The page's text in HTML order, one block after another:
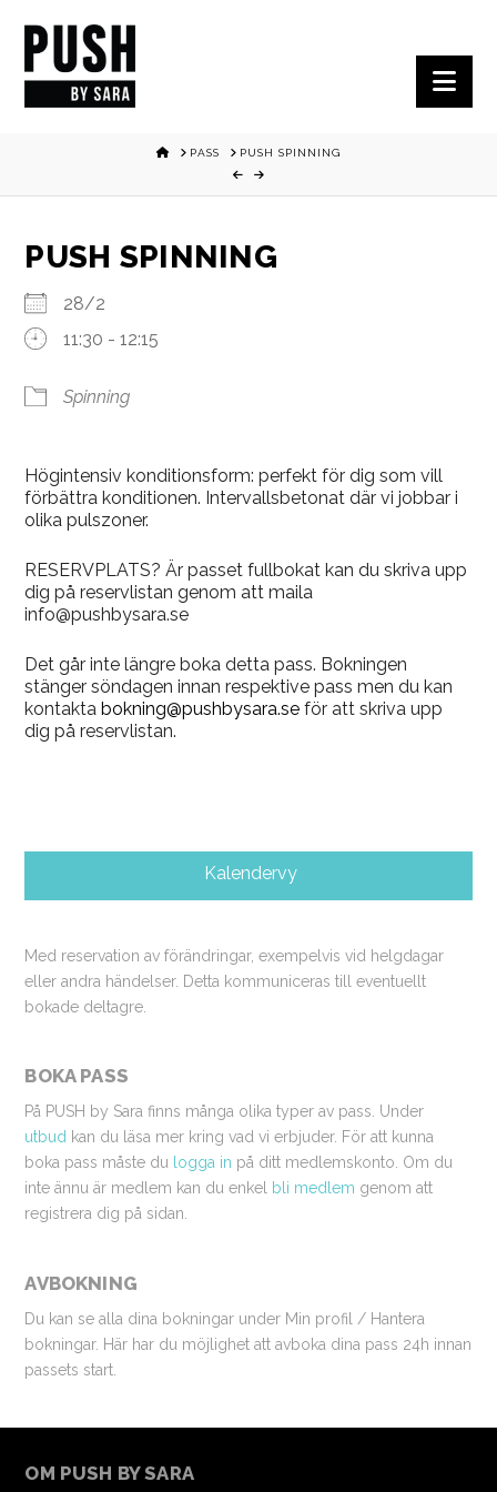
HOMEPASS PUSH SPINNING
PUSH SPINNING
28/2
11:30 - 12:15
Spinning
Högintensiv konditionsform: perfekt för dig som vill
förbättra konditionen. Intervallsbetonat där vi jobbar i
olika pulszoner.
RESERVPLATS? Är passet fullbokat kan du skriva upp
dig på reservlistan genom att maila
info@pushbysara.se
Det går inte längre boka detta pass. Bokningen
stänger söndagen innan respektive pass men du kan
kontaktabokning@pushbysara.se för att skriva upp
dig på reservlistan.
Kalendervy
Med reservation av förändringar, exempelvis vid helgdagar
eller andra händelser. Detta kommuniceras till eventuellt
bokade deltagre.
BOKA PASS
På PUSH by Sara finns många olika typer av pass. Under
utbud kan du läsa mer kring vad vi erbjuder. För att kunna
boka pass måste du logga in på ditt medlemskonto. Om du
inte ännu är medlem kan du enkel bli medlem genom att
registrera dig på sidan.
AVBOKNING
Du kan se alla dina bokningar under Min profil / Hantera
bokningar. Här har du möjlighet att avboka dina pass 24h innan
passets start.
OM PUSH BY SARA